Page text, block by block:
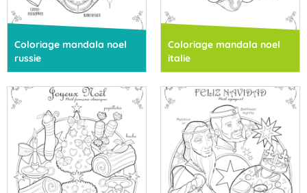
Coloriage mandala noel
russie
Coloriage mandala noel
italie